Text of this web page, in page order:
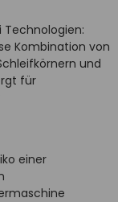
Technologien:
Kombination von
und
für
einer